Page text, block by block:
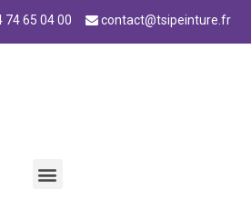
74 65 04 00 contact@tsipeinture.fr